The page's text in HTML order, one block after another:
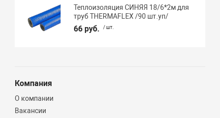
Теплоизоляция СИНЯЯ 18/6*2м для
труб THERMAFLEX /90 шт.уп/
66 руб. / шт.
Компания
О компании
Вакансии